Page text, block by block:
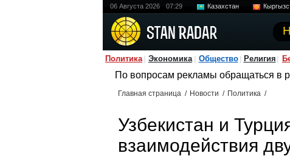
06 Августа 2026 07:29 Казахстан
Политика Экономика Общество Религия
По вопросам рекламы обращаться в
Главная страница / Новости / Политика /
Узбекистан и
взаимодействия